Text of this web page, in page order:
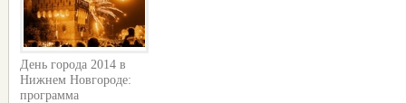
День города 2014 в
Нижнем Новгороде:
программа